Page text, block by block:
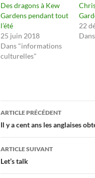
Des dragons à Kew
Gardens pendant tout
l’été
25 juin 2018
Dans "informations
culturelles"
22
Navigation
des
articles
ARTICLE PRÉCÉDENT
Il y a cent ans les anglaises
ARTICLE SUIVANT
Let’s talk